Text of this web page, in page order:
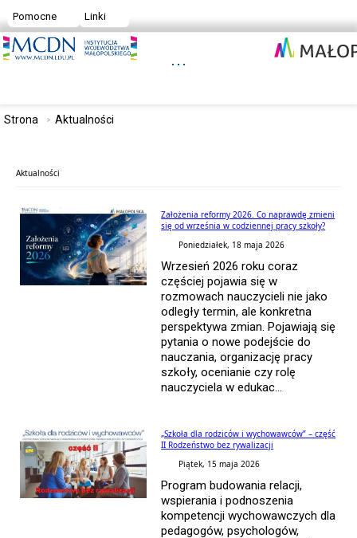
Pomocne Linki
Strona Aktualności
Aktualności
Założenia reformy 2026. Co naprawdę zmieni
się od września w codziennej pracy szkoły?
Poniedziałek, 18 maja 2026
Wrzesień 2026 roku coraz
częściej pojawia się w
rozmowach nauczycieli nie jako
odległy termin, ale konkretna
perspektywa zmian. Pojawiają się
pytania o nowe podejście do
nauczania, organizację pracy
szkoły, ocenianie czy rolę
nauczyciela w edukac...
„Szkoła dla rodziców i wychowawców” – część
II Rodzeństwo bez rywalizacji
Piątek, 15 maja 2026
Program budowania relacji,
wspierania i podnoszenia
kompetencji wychowawczych dla
pedagogów, psychologów,